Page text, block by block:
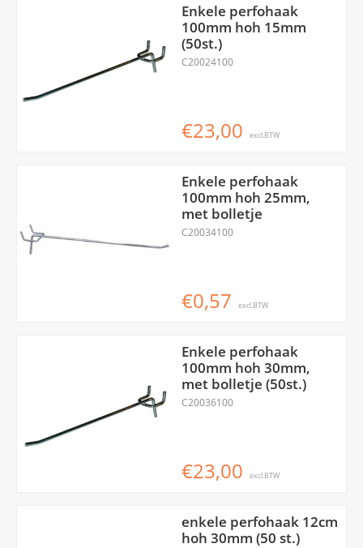
Enkele perfohaak
100mm hoh 15mm
(50st.)
C20024100
€23,00 excl.BTW
Enkele perfohaak
100mm hoh 25mm,
met bolletje
C20034100
€0,57 excl.BTW
Enkele perfohaak
100mm hoh 30mm,
met bolletje (50st.)
C20036100
€23,00 excl.BTW
enkele perfohaak 12cm
hoh 30mm (50 st.)